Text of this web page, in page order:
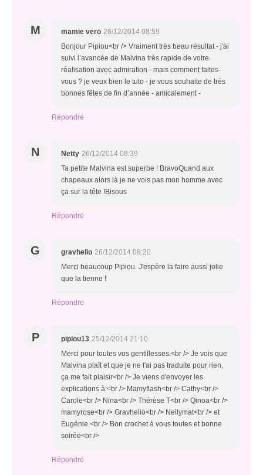
M mamie vero 26/12/2014 08:59
Bonjour Pipiou<br /> Vraiment très beau résultat - j'ai
suivi l’avancée de Malvina très rapide de votre
réalisation avec admiration - mais comment faites-
vous ? je veux bien le tuto - je vous souhaite de très
bonnes fêtes de fin d’année - amicalement -
Répondre
N Netty 26/12/2014 08:39
Ta petite Malvina est superbe ! BravoQuand aux
chapeaux alors là je ne vois pas mon homme avec
ça sur la tête !Bisous
Répondre
G gravhelio 26/12/2014 08:20
Merci beaucoup Pipiou. J'espère la faire aussi jolie
que la tienne !
Répondre
P pipiou13 25/12/2014 21:10
Merci pour toutes vos gentillesses.<br /> Je vois que
Malvina plaît et que je ne l'ai pas traduite pour rien,
ça me fait plaisir<br /> Je viens d'envoyer les
explications à:<br /> Mamyflash<br /> Cathy<br />
Carole<br /> Nina<br /> Thérèse T<br /> Qinoa<br />
mamyrose<br /> Gravhelio<br /> Nellymat<br /> et
Eugénie.<br /> Bon crochet à vous toutes et bonne
soirée<br />
Répondre